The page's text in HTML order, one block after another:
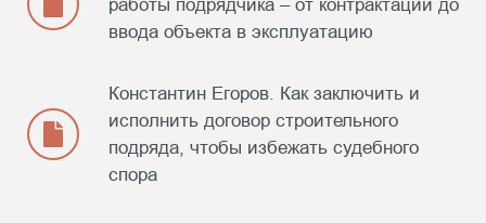
работы подрядчика – от контрактации до
ввода объекта в эксплуатацию
Константин Егоров. Как заключить и
исполнить договор строительного
подряда, чтобы избежать судебного
спора